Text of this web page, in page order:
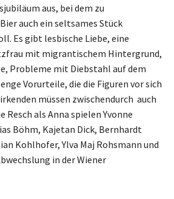
aus, bei dem zu
auch ein seltsames Stück
Es gibt lesbische Liebe, eine
mit migrantischem Hintergrund,
Probleme mit Diebstahl auf dem
Vorurteile, die die Figuren vor sich
müssen zwischendurch auch
Resch als Anna spielen Yvonne
Böhm, Kajetan Dick, Bernhardt
Kohlhofer, Ylva Maj Rohsmann und
in der Wiener